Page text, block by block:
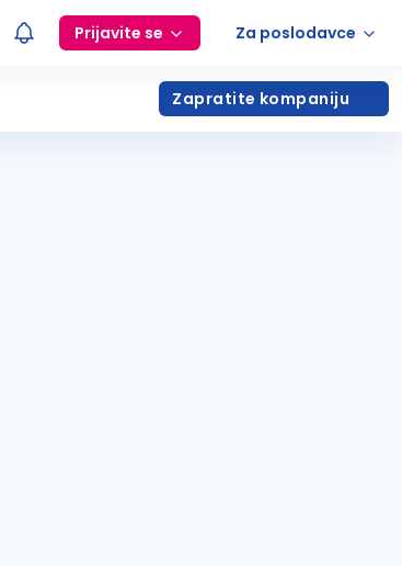
Prijavite se Za poslodavce
Zapratite kompaniju